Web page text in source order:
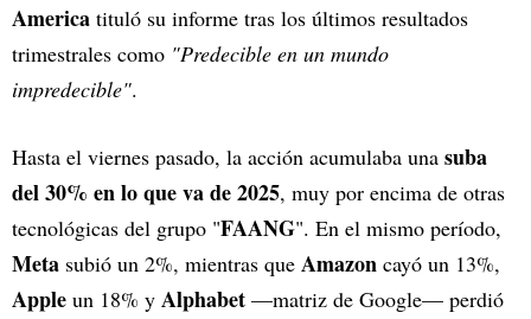
America tituló su informe tras los últimos resultados
trimestrales como "Predecible en un mundo
impredecible".
Hasta el viernes pasado, la acción acumulaba una suba
del 30% en lo que va de 2025, muy por encima de otras
tecnológicas del grupo "FAANG". En el mismo período,
Meta subió un 2%, mientras que Amazon cayó un 13%,
Apple un 18% y Alphabet —matriz de Google— perdió